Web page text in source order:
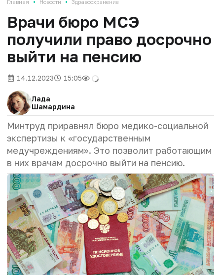
Главная Новости Здравоохранение
Врачи бюро МСЭ
получили право досрочно
выйти на пенсию
14.12.2023 15:05
Лада
Шамардина
Минтруд приравнял бюро медико-социальной
экспертизы к «государственным
медучреждениям». Это позволит работающим
в них врачам досрочно выйти на пенсию.